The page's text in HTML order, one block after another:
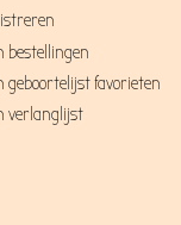
bestellingen
geboortelijst favorieten
verlanglijst